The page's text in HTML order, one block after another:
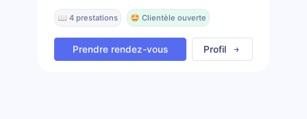
📖 4 prestations 🤩 Clientèle ouverte
Prendre rendez-vous Profil